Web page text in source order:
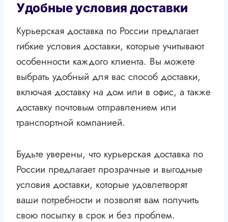
Удобные условия доставки
Курьерская доставка по России предлагает
гибкие условия доставки, которые учитывают
особенности каждого клиента. Вы можете
выбрать удобный для вас способ доставки,
включая доставку на дом или в офис, а также
доставку почтовым отправлением или
транспортной компанией.
Будьте уверены, что курьерская доставка по
России предлагает прозрачные и выгодные
условия доставки, которые удовлетворят
ваши потребности и позволят вам получить
свою посылку в срок и без проблем.